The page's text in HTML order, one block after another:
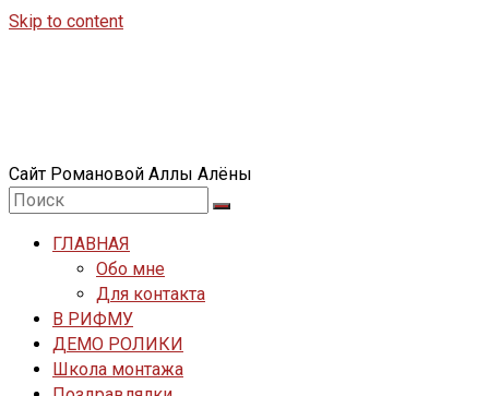
Skip to content
Сайт Романовой Аллы Алёны
ГЛАВНАЯ
Обо мне
Для контакта
В РИФМУ
ДЕМО РОЛИКИ
Школа монтажа